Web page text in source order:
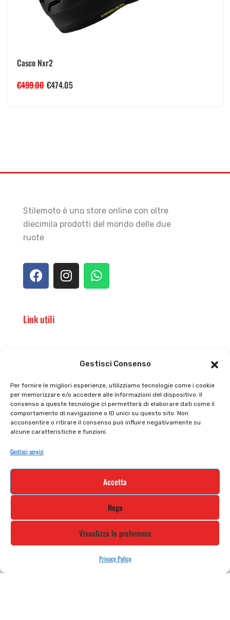
Gestisci Consenso
Per fornire le migliori esperienze, utilizziamo tecnologie come i cookie
per memorizzare e/o accedere alle informazioni del dispositivo. Il
consenso a queste tecnologie ci permetterà di elaborare dati come il
comportamento di navigazione o ID unici su questo sito. Non
acconsentire o ritirare il consenso può influire negativamente su
alcune caratteristiche e funzioni.
Gestisci servizi
Accetta
Nega
Visualizza le preferenze
Privacy Policy
Casco Nxr2
€499.00 €474.05
Stilemoto è uno store online con oltre
diecimila prodotti del mondo delle due
ruote
Link utili
Privacy policy
Cookie policy
Tutti prodotti
Termini e condizioni
Iscriviti alla nostra newsletter e rimani